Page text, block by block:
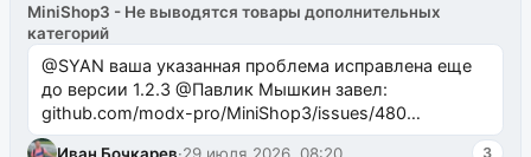
MiniShop3 - Не выводятся товары дополнительных
категорий
@SYAN ваша указанная проблема исправлена еще
до версии 1.2.3 @Павлик Мышкин завел:
github.com/modx-pro/MiniShop3/issues/480
github.com/modx-pro/MiniShop3/issues/481Исправим
3